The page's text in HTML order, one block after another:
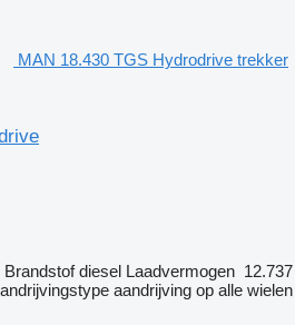
MAN 18.430 TGS Hydrodrive trekker
Brandstof diesel Laadvermogen 12.737
aandrijving op alle wielen